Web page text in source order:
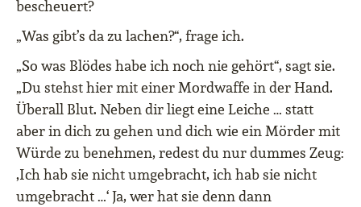
bescheuert?
„Was gibt’s da zu lachen?“, frage ich.
„So was Blödes habe ich noch nie gehört“, sagt sie.
„Du stehst hier mit einer Mordwaffe in der Hand.
Überall Blut. Neben dir liegt eine Leiche … statt
aber in dich zu gehen und dich wie ein Mörder mit
Würde zu benehmen, redest du nur dummes Zeug:
‚Ich hab sie nicht umgebracht, ich hab sie nicht
umgebracht …‘ Ja, wer hat sie denn dann